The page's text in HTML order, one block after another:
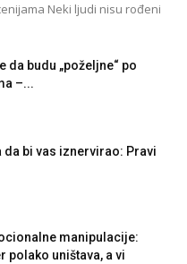
Neki ljudi nisu rođeni
da budu „poželjne“ po
–...
da bi vas iznervirao: Pravi
manipulacije:
polako uništava, a vi